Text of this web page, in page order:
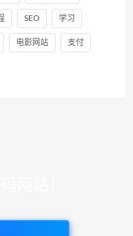
SEO 学习
电影网站 支付